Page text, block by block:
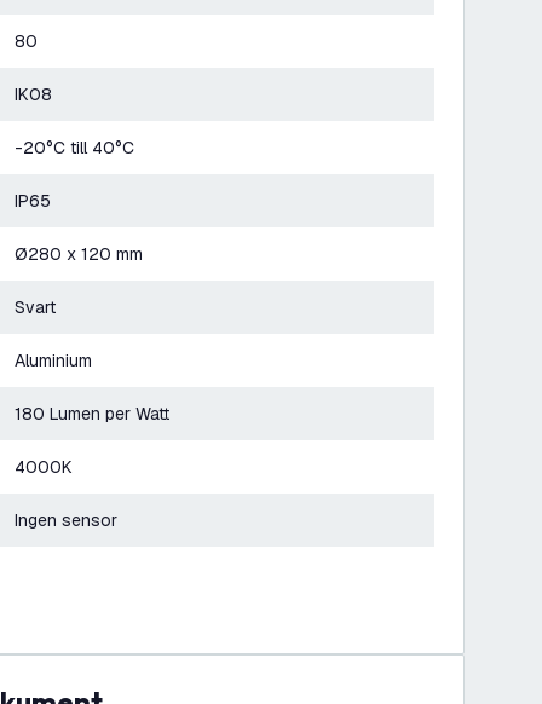
80
IK08
-20°C till 40°C
IP65
Ø280 x 120 mm
Svart
Aluminium
180 Lumen per Watt
4000K
Ingen sensor